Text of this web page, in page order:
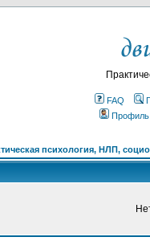
FAQ
Профиль
психология, НЛП,